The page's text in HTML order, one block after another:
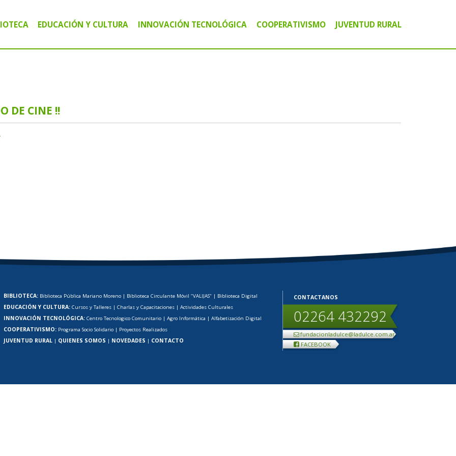
PÚBLICA MARIANO MORENO
EDUCACIÓN Y CULTURA
CURSOS Y TALLERES
INNOVACIÓN TECNOLÓGICA
CENTRO TECNOLÓGICO COMUNITARIO
COOPERATIVISMO JUVENTUD RURAL
DE CINE !!
BIBLIOTECA: Biblioteca Pública Mariano Moreno | Biblioteca Circulante Móvil "VALIJAS" | Biblioteca Digital
EDUCACIÓN Y CULTURA: Cursos y Talleres |Charlas y Capacitaciones |Actividades Culturales
INNOVACIÓN TECNOLÓGICA: Centro Tecnologico Comunitario |Agro Informática |Alfabetización Digital
COOPERATIVISMO: Programa Socio Solidario | Proyectos Realizados
JUVENTUD RURAL | QUIENES SOMOS | NOVEDADES | CONTACTO
CONTACTANOS
02264 432292
fundacionladulce@ladulce.com.ar
FACEBOOK